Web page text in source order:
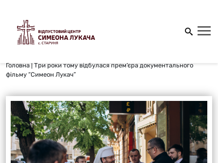
Головна | Три роки тому відбулася прем’єра документального
фільму “Симеон Лукач”